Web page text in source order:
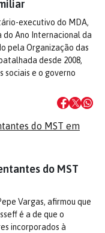
executivo do MDA,
do Ano Internacional da
pela Organização das
desde 2008,
e o governo
do MST
Vargas, afirmou que
é a de que o
incorporados à